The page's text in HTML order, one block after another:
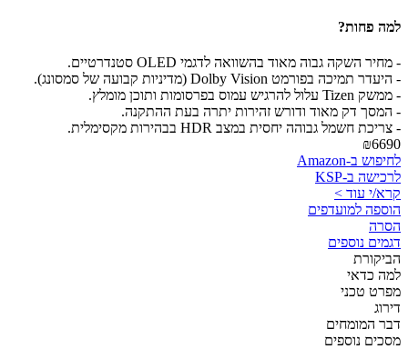
למה פחות?
- מחיר השקה גבוה מאוד בהשוואה לדגמי OLED סטנדרטיים.
- היעדר תמיכה בפורמט Dolby Vision (מדיניות קבועה של סמסונג).
- ממשק Tizen עלול להרגיש עמוס בפרסומות ותוכן מומלץ.
- המסך דק מאוד ודורש זהירות יתרה בעת ההתקנה.
- צריכת חשמל גבוהה יחסית במצב HDR בבהירות מקסימלית.
₪6690
לחיפוש ב-Amazon
לרכישה ב-KSP
קרא/י עוד >
הוספה למועדפים
הסרה
דגמים נוספים
הביקורת
למה כדאי
מפרט טכני
דירוג
דבר המומחים
מסכים נוספים